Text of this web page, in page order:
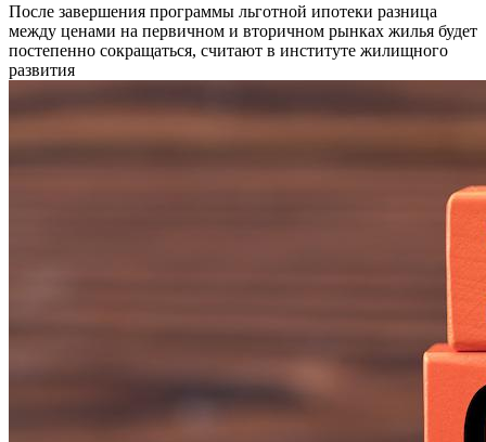
После завершения программы льготной ипотеки разница
между ценами на первичном и вторичном рынках жилья будет
постепенно сокращаться, считают в институте жилищного
развития